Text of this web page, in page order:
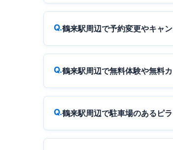
鶴来駅周辺で予約変更やキャ
鶴来駅周辺で無料体験や無料
鶴来駅周辺で駐車場のあるピ